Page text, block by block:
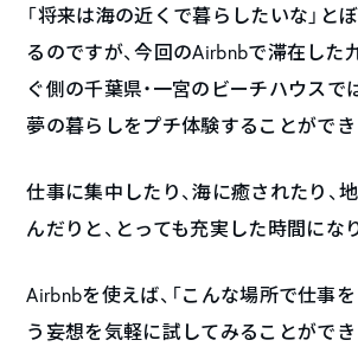
「将来は海の近くで暮らしたいな」と
るのですが、今回のAirbnbで滞在した
ぐ側の千葉県・一宮のビーチハウスで
夢の暮らしをプチ体験することができ
仕事に集中したり、海に癒されたり、
んだりと、とっても充実した時間にな
Airbnbを使えば、「こんな場所で仕事
う妄想を気軽に試してみることがで